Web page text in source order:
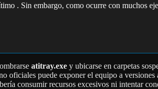
. Sin embargo, como ocurre con muchos
atitray.exe y ubicarse en carpetas
oficiales puede exponer el equipo a
consumir recursos excesivos ni intentar